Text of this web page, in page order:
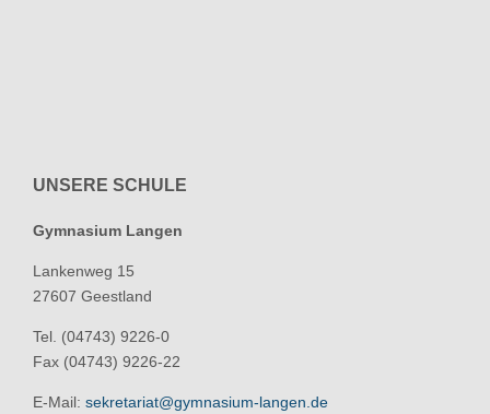
UNSERE SCHULE
Gymnasium Langen
Lankenweg 15
27607 Geestland
Tel. (04743) 9226-0
Fax (04743) 9226-22
E-Mail: sekretariat@gymnasium-langen.de